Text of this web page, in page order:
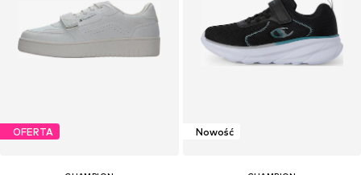
OFERTA Nowość